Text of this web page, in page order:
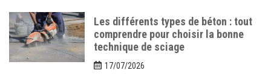
Les différents types de béton : tout
comprendre pour choisir la bonne
technique de sciage
17/07/2026